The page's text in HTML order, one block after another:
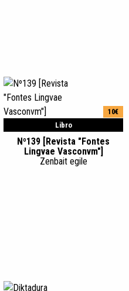
Libro
10€
Nº139 [Revista "Fontes
Lingvae Vasconvm"]
Zenbait egile